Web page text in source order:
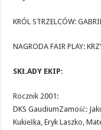
KRÓL STRZELCÓW:
NAGRODA FAIR PLAY:
SKŁADY EKIP:
Rocznik 2001:
DKS GaudiumZamość:
Kukiełka, Eryk Laszko,